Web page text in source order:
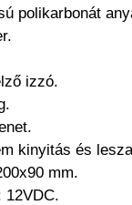
polikarbonát
izzó.
kinyitás és
mm.
12VDC.